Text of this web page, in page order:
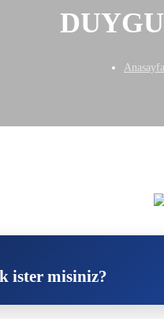
Anasayfa
ister misiniz?